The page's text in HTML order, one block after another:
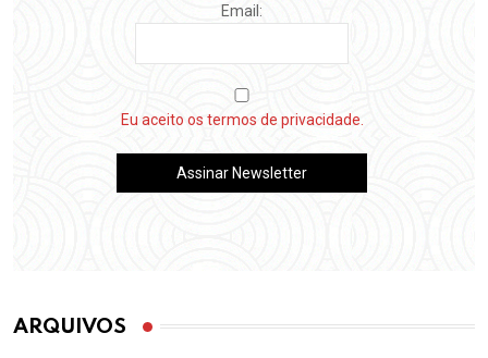
Email:
Eu aceito os termos de privacidade.
ARQUIVOS